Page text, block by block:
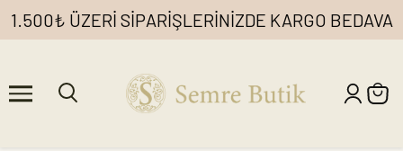
1.500₺ ÜZERİ SİPARİŞLERİNİZDE KARGO BEDAVA